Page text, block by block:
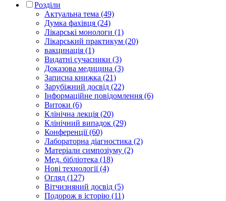
Розділи
Актуальна тема (49)
Думка фахівця (24)
Лікарські монологи (1)
Лікарський практикум (20)
вакцинація (1)
Видатні сучасники (3)
Доказова медицина (3)
Записна книжка (21)
Зарубіжний досвід (22)
Інформаційне повідомлення (6)
Витоки (6)
Клінічна лекція (20)
Клінічний випадок (29)
Конференції (60)
Лабораторна діагностика (2)
Матеріали симпозіуму (2)
Мед. бібліотека (18)
Нові технології (4)
Огляд (127)
Вітчизняний досвід (5)
Подорож в історію (11)